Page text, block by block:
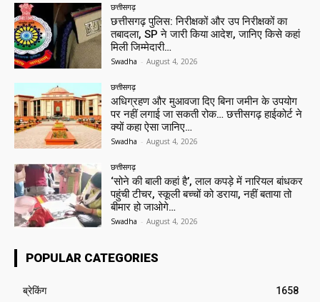
छत्तीसगढ़
छत्तीसगढ़ पुलिस: निरीक्षकों और उप निरीक्षकों का
तबादला, SP ने जारी किया आदेश, जानिए किसे कहां
मिली जिम्मेदारी…
Swadha - August 4, 2026
छत्तीसगढ़
अधिग्रहण और मुआवजा दिए बिना जमीन के उपयोग
पर नहीं लगाई जा सकती रोक… छत्तीसगढ़ हाईकोर्ट ने
क्यों कहा ऐसा जानिए…
Swadha - August 4, 2026
छत्तीसगढ़
‘सोने की बाली कहां है’, लाल कपड़े में नारियल बांधकर
पहुंची टीचर, स्कूली बच्चों को डराया, नहीं बताया तो
बीमार हो जाओगे…
Swadha - August 4, 2026
POPULAR CATEGORIES
ब्रेकिंग
1658